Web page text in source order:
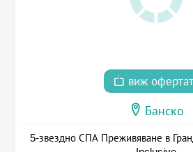
виж
Банско
5-звездно СПА Преживяване в